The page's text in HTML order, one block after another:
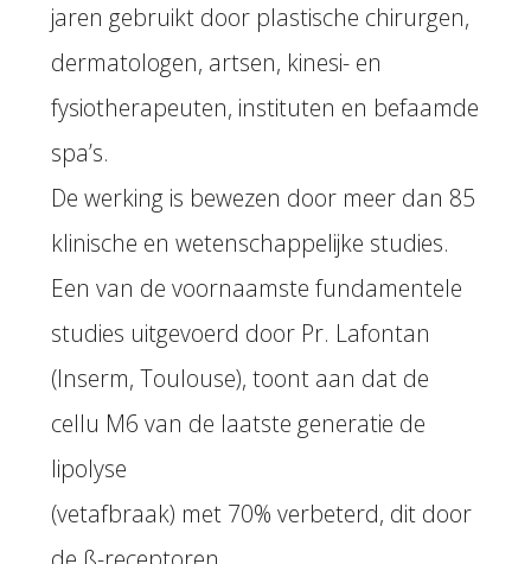
jaren gebruikt door plastische chirurgen,
dermatologen, artsen, kinesi- en
fysiotherapeuten, instituten en befaamde
spa’s.
De werking is bewezen door meer dan 85
klinische en wetenschappelijke studies.
Een van de voornaamste fundamentele
studies uitgevoerd door Pr. Lafontan
(Inserm, Toulouse), toont aan dat de
cellu M6 van de laatste generatie de
lipolyse
(vetafbraak) met 70% verbeterd, dit door